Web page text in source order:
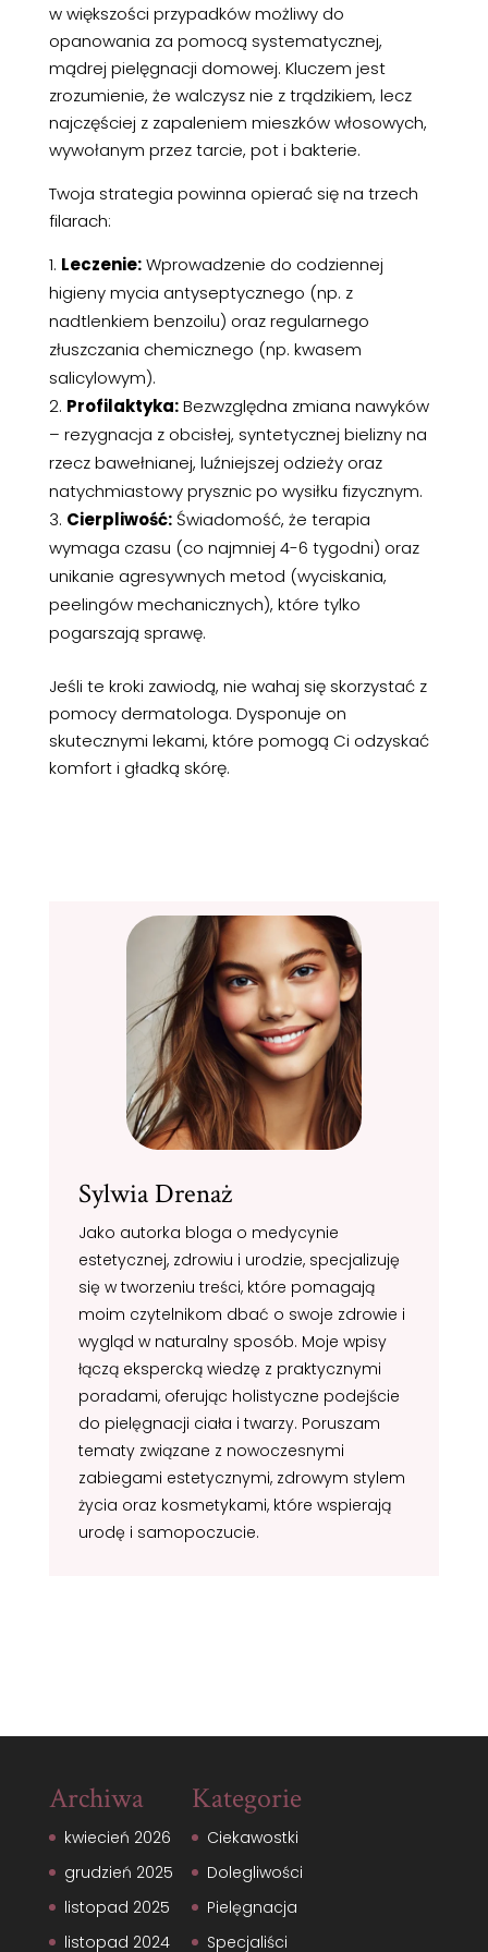
w większości przypadków możliwy do
opanowania za pomocą systematycznej,
mądrej pielęgnacji domowej. Kluczem jest
zrozumienie, że walczysz nie z trądzikiem, lecz
najczęściej z zapaleniem mieszków włosowych,
wywołanym przez tarcie, pot i bakterie.
Twoja strategia powinna opierać się na trzech
filarach:
Leczenie:Wprowadzenie do codziennej
higieny mycia antyseptycznego (np. z
nadtlenkiem benzoilu) oraz regularnego
złuszczania chemicznego (np. kwasem
salicylowym).
Profilaktyka:Bezwzględna zmiana nawyków
– rezygnacja z obcisłej, syntetycznej bielizny na
rzecz bawełnianej, luźniejszej odzieży oraz
natychmiastowy prysznic po wysiłku fizycznym.
Cierpliwość:Świadomość, że terapia
wymaga czasu (co najmniej 4-6 tygodni) oraz
unikanie agresywnych metod (wyciskania,
peelingów mechanicznych), które tylko
pogarszają sprawę.
Jeśli te kroki zawiodą, nie wahaj się skorzystać z
pomocy dermatologa. Dysponuje on
skutecznymi lekami, które pomogą Ci odzyskać
komfort i gładką skórę.
Sylwia Drenaż
Jako autorka bloga o medycynie
estetycznej, zdrowiu i urodzie, specjalizuję
się w tworzeniu treści, które pomagają
moim czytelnikom dbać o swoje zdrowie i
wygląd w naturalny sposób. Moje wpisy
łączą ekspercką wiedzę z praktycznymi
poradami, oferując holistyczne podejście
do pielęgnacji ciała i twarzy. Poruszam
tematy związane z nowoczesnymi
zabiegami estetycznymi, zdrowym stylem
życia oraz kosmetykami, które wspierają
urodę i samopoczucie.
Archiwa
kwiecień 2026
grudzień 2025
listopad 2025
listopad 2024
Kategorie
Ciekawostki
Dolegliwości
Pielęgnacja
Specjaliści